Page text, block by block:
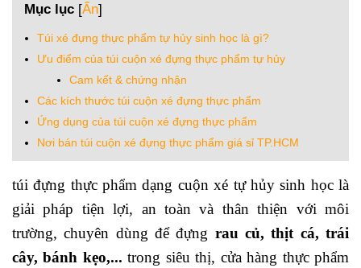
Mục lục [Ẩn]
Túi xé đựng thực phẩm tự hủy sinh học là gì?
Ưu điểm của túi cuộn xé đựng thực phẩm tự hủy
Cam kết & chứng nhận
Các kích thước túi cuộn xé đựng thực phẩm
Ứng dụng của túi cuộn xé đựng thực phẩm
Nơi bán túi cuộn xé đựng thực phẩm giá sỉ TP.HCM
túi đựng thực phẩm dạng cuộn xé tự hủy sinh học là
giải pháp tiện lợi, an toàn và thân thiện với môi
trường, chuyên dùng để đựng rau củ, thịt cá, trái
cây, bánh kẹo,... trong siêu thị, cửa hàng thực phẩm